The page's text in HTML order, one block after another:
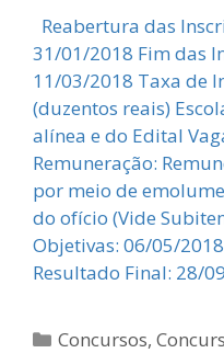
Reabertura das
31/01/2018 Fim das
11/03/2018 Taxa de
(duzentos reais)
alínea e do Edital
Remuneração:
por meio de
do ofício (Vide
Objetivas: 06/05/
Resultado Final: 28/
Categorias
Concursos,